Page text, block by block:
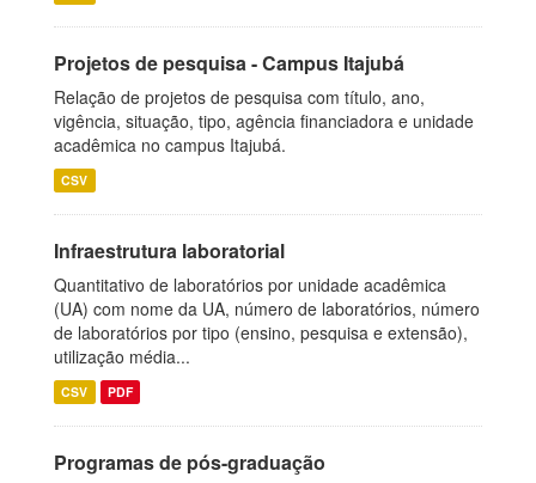
Projetos de pesquisa - Campus Itajubá
Relação de projetos de pesquisa com título, ano,
vigência, situação, tipo, agência financiadora e unidade
acadêmica no campus Itajubá.
CSV
Infraestrutura laboratorial
Quantitativo de laboratórios por unidade acadêmica
(UA) com nome da UA, número de laboratórios, número
de laboratórios por tipo (ensino, pesquisa e extensão),
utilização média...
CSV PDF
Programas de pós-graduação